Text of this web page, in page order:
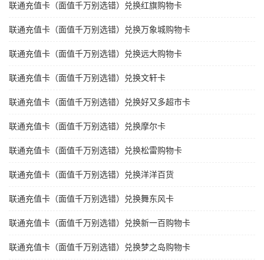
联通充值卡（面值千万别选错）兑换红旗购物卡
联通充值卡（面值千万别选错）兑换万象城购物卡
联通充值卡（面值千万别选错）兑换远大购物卡
联通充值卡（面值千万别选错）兑换文轩卡
联通充值卡（面值千万别选错）兑换好又多超市卡
联通充值卡（面值千万别选错）兑换摩尔卡
联通充值卡（面值千万别选错）兑换松雷购物卡
联通充值卡（面值千万别选错）兑换洋洋百货
联通充值卡（面值千万别选错）兑换舞东风卡
联通充值卡（面值千万别选错）兑换新一百购物卡
联通充值卡（面值千万别选错）兑换梦之岛购物卡